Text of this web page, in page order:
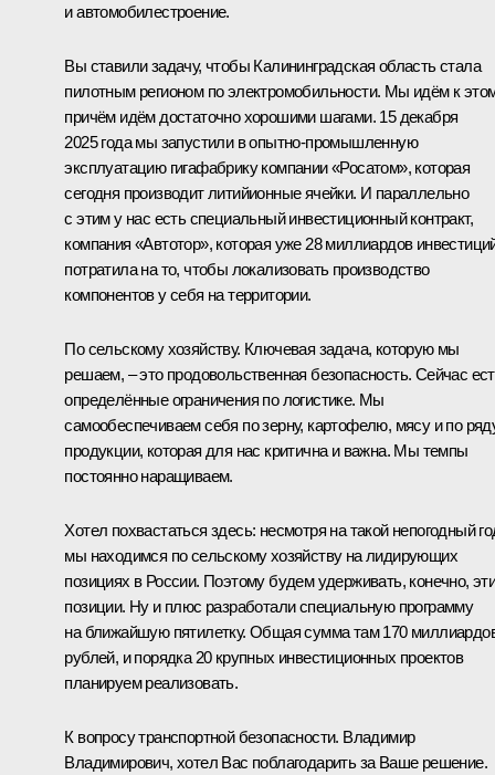
и автомобилестроение.
Вы ставили задачу, чтобы Калининградская область стала
пилотным регионом по электромобильности. Мы идём к
причём идём достаточно хорошими шагами. 15 декабря
2025 года мы запустили в опытно-промышленную
эксплуатацию гигафабрику компании «Росатом», которая
сегодня производит литийионные ячейки. И параллельно
с этим у нас есть специальный инвестиционный контракт,
компания «Автотор», которая уже 28 миллиардов
потратила на то, чтобы локализовать производство
компонентов у себя на территории.
По сельскому хозяйству. Ключевая задача, которую мы
решаем, – это продовольственная безопасность. Сейчас
определённые ограничения по логистике. Мы
самообеспечиваем себя по зерну, картофелю, мясу и по
продукции, которая для нас критична и важна. Мы темпы
постоянно наращиваем.
Хотел похвастаться здесь: несмотря на такой непогодный
мы находимся по сельскому хозяйству на лидирующих
позициях в России. Поэтому будем удерживать, конечно,
позиции. Ну и плюс разработали специальную программу
на ближайшую пятилетку. Общая сумма там 170
рублей, и порядка 20 крупных инвестиционных проектов
планируем реализовать.
К вопросу транспортной безопасности. Владимир
Владимирович, хотел Вас поблагодарить за Ваше решение.